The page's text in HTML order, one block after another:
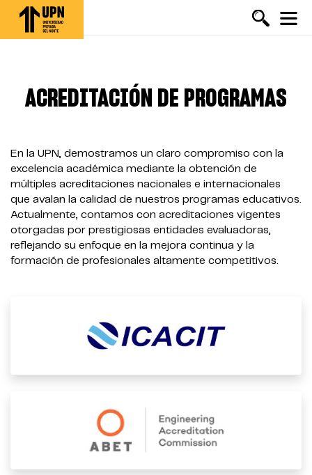
Pasar
contenido
ACREDITACIÓN DE PROGRAMAS
En la UPN, demostramos un claro compromiso con la
excelencia académica mediante la obtención de
múltiples acreditaciones nacionales e internacionales
que avalan la calidad de nuestros programas educativos.
Actualmente, contamos con acreditaciones vigentes
otorgadas por prestigiosas entidades evaluadoras,
reflejando su enfoque en la mejora continua y la
formación de profesionales altamente competitivos.